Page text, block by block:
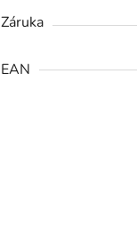
Záruka
EAN